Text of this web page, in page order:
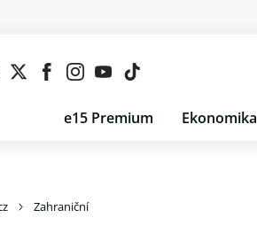
e15 Premium Ekonomika
Zahraniční